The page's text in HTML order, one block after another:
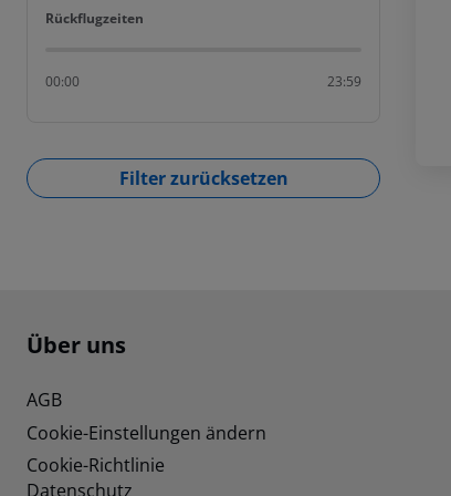
Rückflugzeiten
Rückflugzeiten
00:00 23:59
Filter zurücksetzen
Footer navigation
Über uns
AGB
Cookie-Einstellungen ändern
Cookie-Richtlinie
Datenschutz